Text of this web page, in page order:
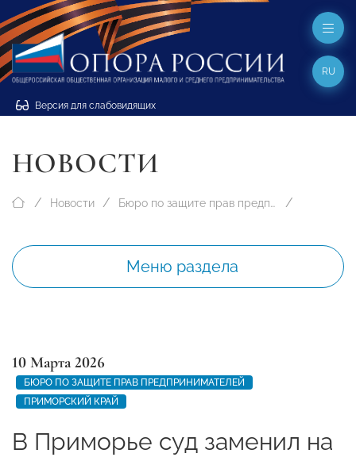
Версия для слабовидящих
RU
НОВОСТИ
Новости Бюро по защите прав предпринимателей
Меню раздела
10 Марта 2026
БЮРО ПО ЗАЩИТЕ ПРАВ ПРЕДПРИНИМАТЕЛЕЙ
ПРИМОРСКИЙ КРАЙ
В Приморье суд заменил на